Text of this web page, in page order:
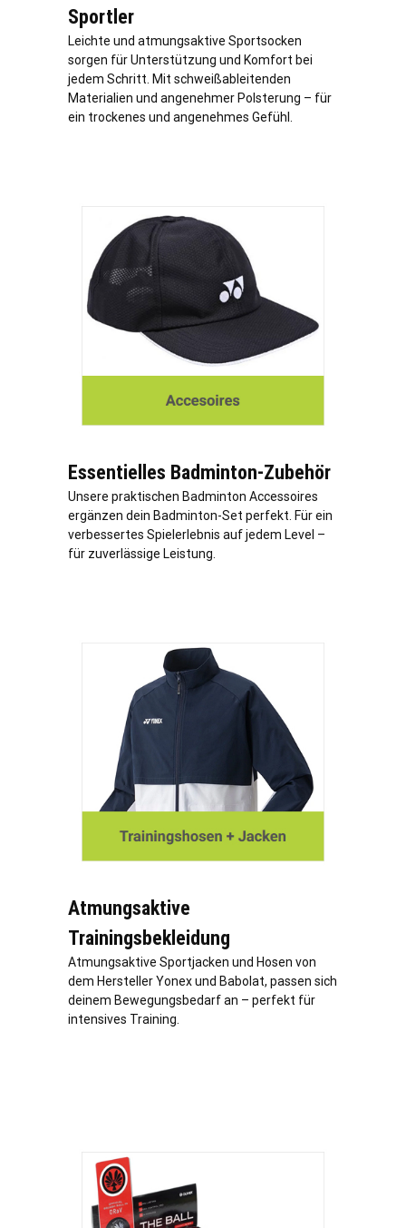
Sportler
Leichte und atmungsaktive Sportsocken
sorgen für Unterstützung und Komfort bei
jedem Schritt. Mit schweißableitenden
Materialien und angenehmer Polsterung – für
ein trockenes und angenehmes Gefühl.
Essentielles Badminton-Zubehör
Unsere praktischen Badminton Accessoires
ergänzen dein Badminton-Set perfekt. Für ein
verbessertes Spielerlebnis auf jedem Level –
für zuverlässige Leistung.
Atmungsaktive
Trainingsbekleidung
Atmungsaktive Sportjacken und Hosen von
dem Hersteller Yonex und Babolat, passen sich
deinem Bewegungsbedarf an – perfekt für
intensives Training.